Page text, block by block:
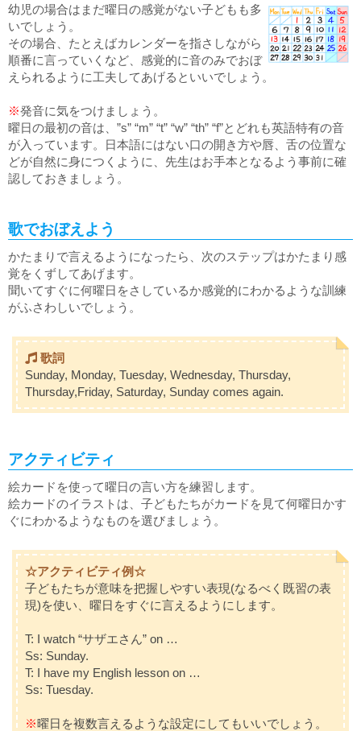
幼児の場合はまだ曜日の感覚がない子どもも多
いでしょう。
その場合、たとえばカレンダーを指さしながら
順番に言っていくなど、感覚的に音のみでおぼ
えられるように工夫してあげるといいでしょう。
※発音に気をつけましょう。
曜日の最初の音は、”s” “m” “t” “w” “th” “f”とどれも英語特有の音
が入っています。日本語にはない口の開き方や唇、舌の位置な
どが自然に身につくように、先生はお手本となるよう事前に確
認しておきましょう。
歌でおぼえよう
かたまりで言えるようになったら、次のステップはかたまり感
覚をくずしてあげます。
聞いてすぐに何曜日をさしているか感覚的にわかるような訓練
がふさわしいでしょう。
歌詞
Sunday, Monday, Tuesday, Wednesday, Thursday,
Thursday,Friday, Saturday, Sunday comes again.
アクティビティ
絵カードを使って曜日の言い方を練習します。
絵カードのイラストは、子どもたちがカードを見て何曜日かす
ぐにわかるようなものを選びましょう。
☆アクティビティ例☆
子どもたちが意味を把握しやすい表現(なるべく既習の表
現)を使い、曜日をすぐに言えるようにします。
T: I watch “サザエさん” on …
Ss: Sunday.
T: I have my English lesson on …
Ss: Tuesday.
※曜日を複数言えるような設定にしてもいいでしょう。